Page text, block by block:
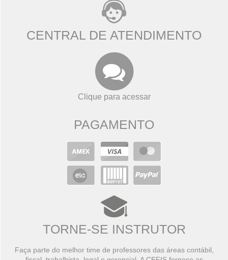
CENTRAL DE ATENDIMENTO
Clique para acessar
PAGAMENTO
TORNE-SE INSTRUTOR
Faça parte do melhor time de professores das áreas contábil,